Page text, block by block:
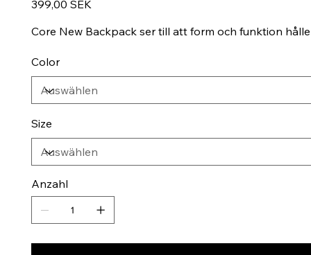
399,00 SEK
Core New Backpack ser till att form och funktion
Color
Size
Anzahl